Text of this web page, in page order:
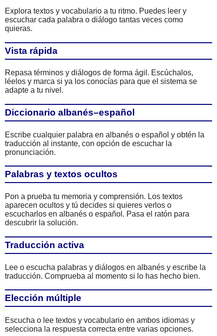
Explora textos y vocabulario a tu ritmo. Puedes leer y
escuchar cada palabra o diálogo tantas veces como
quieras.
Vista rápida
Repasa términos y diálogos de forma ágil. Escúchalos,
léelos y marca si ya los conocías para que el sistema se
adapte a tu nivel.
Diccionario albanés–español
Escribe cualquier palabra en albanés o español y obtén la
traducción al instante, con opción de escuchar la
pronunciación.
Palabras y textos ocultos
Pon a prueba tu memoria y comprensión. Los textos
aparecen ocultos y tú decides si quieres verlos o
escucharlos en albanés o español. Pasa el ratón para
descubrir la solución.
Traducción activa
Lee o escucha palabras y diálogos en albanés y escribe la
traducción. Comprueba al momento si lo has hecho bien.
Elección múltiple
Escucha o lee textos y vocabulario en ambos idiomas y
selecciona la respuesta correcta entre varias opciones.